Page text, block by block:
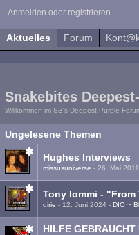
Anmelden oder registrieren
Aktuelles Forum
Snakebites
Willkommen im SB's Deepest Purple
Ungelesene Themen
Hughes Interviews
missusuniverse - 26. Mai 2011
Tony Iommi -
dirie - 12. Juni 2024 - DIO ~
HILFE